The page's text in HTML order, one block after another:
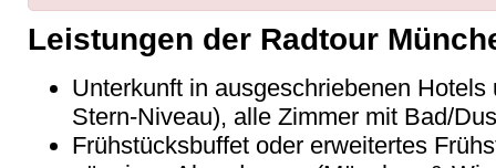
Leistungen der Radtour
Unterkunft in ausgeschriebenen
Stern-Niveau), alle Zimmer mit Bad/
Frühstücksbuffet oder erweitertes